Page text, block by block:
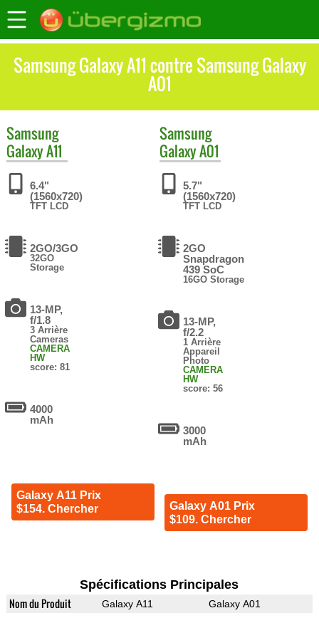
Samsung Galaxy A11 contre Samsung Galaxy
A01
Samsung
Galaxy A11
6.4"
(1560x720)
TFT LCD
2GO/3GO
32GO
Storage
13-MP,
f/1.8
3 Arrière
Cameras
CAMERA
HW
score: 81
4000
mAh
Galaxy A11 Prix
$154. Chercher
Samsung
Galaxy A01
5.7"
(1560x720)
TFT LCD
2GO
Snapdragon
439 SoC
16GO Storage
13-MP,
f/2.2
1 Arrière
Appareil
Photo
CAMERA
HW
score: 56
3000
mAh
Galaxy A01 Prix
$109. Chercher
Spécifications Principales
Nom du Produit Galaxy A11 Galaxy A01